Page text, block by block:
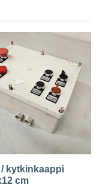
kytkinkaappi
cm